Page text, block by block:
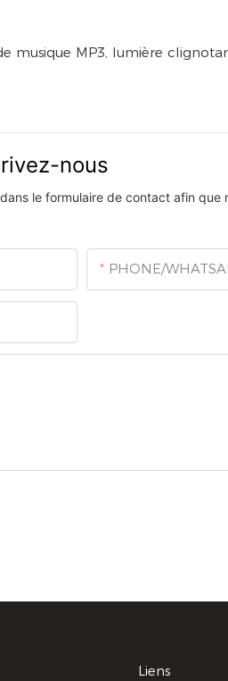
nous
le formulaire de contact afin que
PHONE/
Liens